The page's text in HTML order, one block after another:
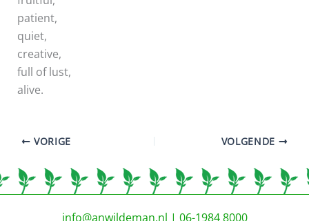
patient,
quiet,
creative,
full of lust,
alive.
VORIGE VOLGENDE
info@anwildeman.nl | 06-1984 8000